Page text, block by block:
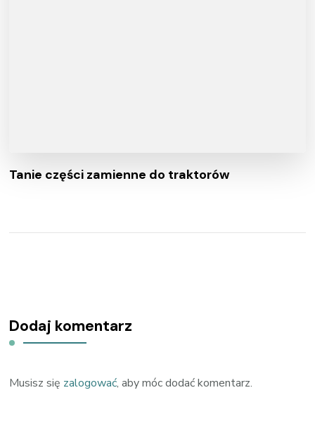
Tanie części zamienne do traktorów
Dodaj komentarz
Musisz się zalogować, aby móc dodać komentarz.